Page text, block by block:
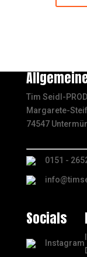
Tim Seidl-
Margarete-
74547
0151 -
Socials
Instagram